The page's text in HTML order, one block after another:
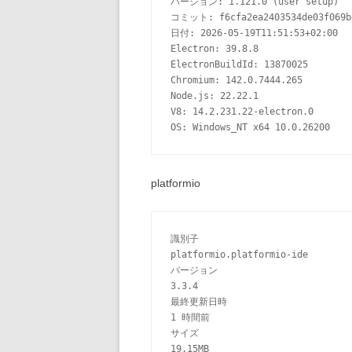
コミット:
日付: 2026-05-19T11:51:53+02:00
Electron: 39.8.8
ElectronBuildId: 13870025
Chromium: 142.0.7444.265
Node.js: 22.22.1
V8: 14.2.231.22-electron.0
OS: Windows_NT x64 10.0.26200
platformio
識別子
platformio.platformio-ide
バージョン
3.3.4
最終更新日時
1 時間前
サイズ
19.15MB